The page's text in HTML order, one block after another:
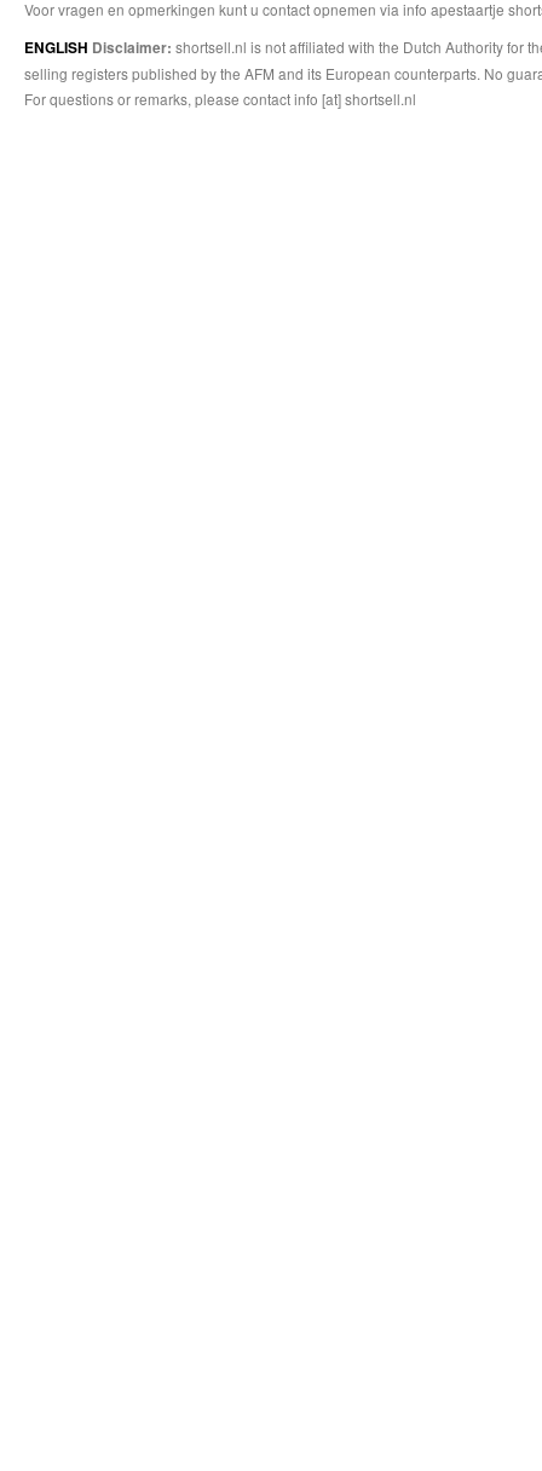
Voor vragen en opmerkingen kunt u contact opnemen via info apestaartje
ENGLISH Disclaimer: shortsell.nl is not affiliated with the Dutch Authority for
selling registers published by the AFM and its European counterparts. No
For questions or remarks, please contact info [at] shortsell.nl